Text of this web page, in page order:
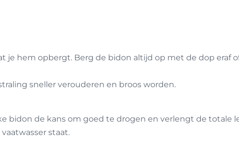
je hem opbergt. Berg de bidon altijd op met de dop eraf
sneller verouderen en broos worden.
de kans om goed te drogen en verlengt de totale
staat.